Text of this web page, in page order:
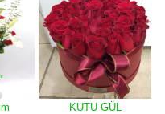
KUTU GÜL